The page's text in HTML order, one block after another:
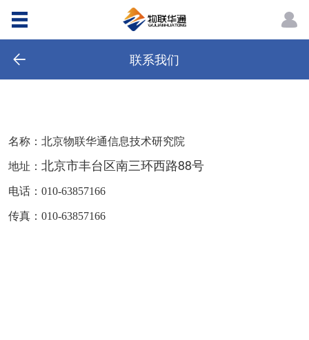
联系我们
名称：北京物联华通信息技术研究院
地址： 北京市丰台区南三环西路88号
电话：010-63857166
传真：010-63857166